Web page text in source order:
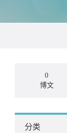
0
博文
分类